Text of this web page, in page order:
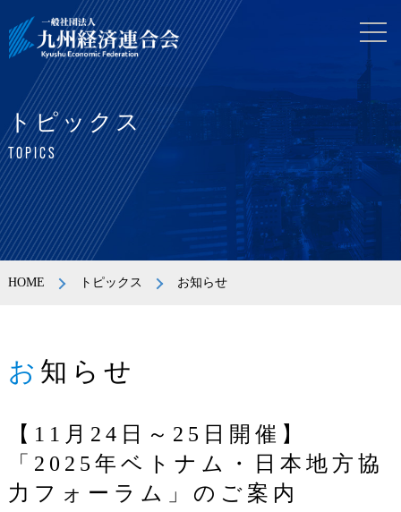
トピックス
TOPICS
HOME トピックス お知らせ
お知らせ
【11月24日～25日開催】
「2025年ベトナム・日本地方協
力フォーラム」のご案内